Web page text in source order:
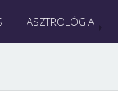
ASZTROLÓGIA